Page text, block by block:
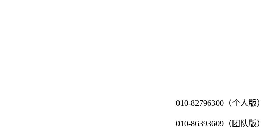
010-82796300（个人版）
010-86393609（团队版）